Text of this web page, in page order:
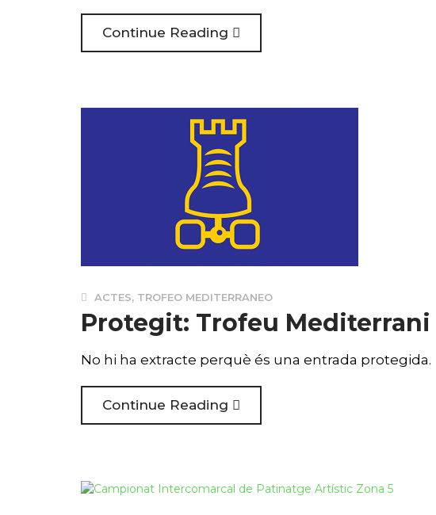
Continue Reading
ACTES, TROFEO MEDITERRANEO
Protegit: Trofeu
No hi ha extracte perquè és una entrada protegida.
Continue Reading